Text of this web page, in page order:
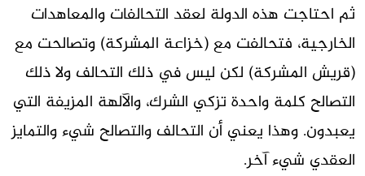
ثم احتاجت هذه الدولة لعقد التحالفات والمعاهدات
الخارجية، فتحالفت مع (خزاعة المشركة) وتصالحت مع
(قريش المشركة) لكن ليس في ذلك التحالف ولا ذلك
التصالح كلمة واحدة تزكي الشرك، والآلهة المزيفة التي
يعبدون. وهذا يعني أن التحالف والتصالح شيء والتمايز
العقدي شيء آخر.